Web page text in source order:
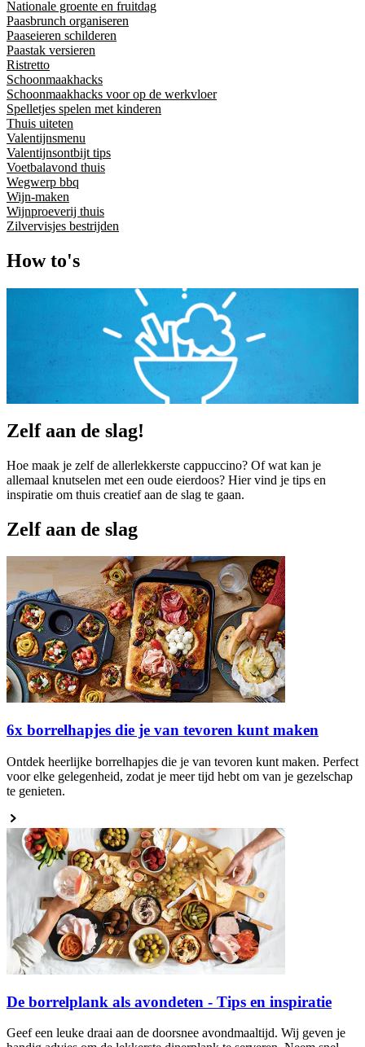
Nationale groente en fruitdag
Paasbrunch organiseren
Paaseieren schilderen
Paastak versieren
Ristretto
Schoonmaakhacks
Schoonmaakhacks voor op de werkvloer
Spelletjes spelen met kinderen
Thuis uiteten
Valentijnsmenu
Valentijnsontbijt tips
Voetbalavond thuis
Wegwerp bbq
Wijn-maken
Wijnproeverij thuis
Zilvervisjes bestrijden
How to's
Zelf aan de slag!
Hoe maak je zelf de allerlekkerste cappuccino? Of wat kan je
allemaal knutselen met een oude eierdoos? Hier vind je tips en
inspiratie om thuis creatief aan de slag te gaan.
Zelf aan de slag
6x borrelhapjes die je van tevoren kunt maken
Ontdek heerlijke borrelhapjes die je van tevoren kunt maken. Perfect
voor elke gelegenheid, zodat je meer tijd hebt om van je gezelschap
te genieten.
De borrelplank als avondeten - Tips en inspiratie
Geef een leuke draai aan de doorsnee avondmaaltijd. Wij geven je